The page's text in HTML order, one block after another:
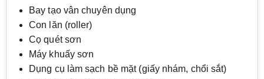
Bay tạo vân chuyên dụng
Con lăn (roller)
Cọ quét sơn
Máy khuấy sơn
Dụng cụ làm sạch bề mặt (giấy nhám, chổi sắt)